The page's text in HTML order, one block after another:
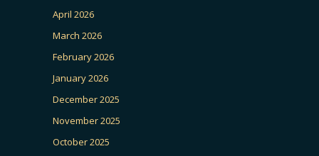
April 2026
March 2026
February 2026
January 2026
December 2025
November 2025
October 2025